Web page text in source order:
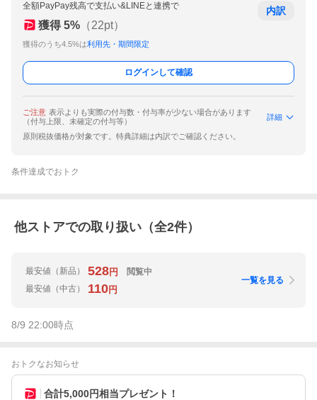
全額PayPay残高で支払い&LINEと連携で
獲得 5% （22pt）
獲得のうち4.5%は利用先・期間限定
内訳
ログインして確認
ご注意 表示よりも実際の付与数・付与率が少ない場合があります
（付与上限、未確定の付与等）
詳細
原則税抜価格が対象です。特典詳細は内訳でご確認ください。
条件達成でおトク
他ストアでの取り扱い（全2件）
最安値 （新品） 528円
閲覧中
最安値 （中古） 110円
一覧を見る
8/9 22:00時点
おトクなお知らせ
合計5,000円相当プレゼント！